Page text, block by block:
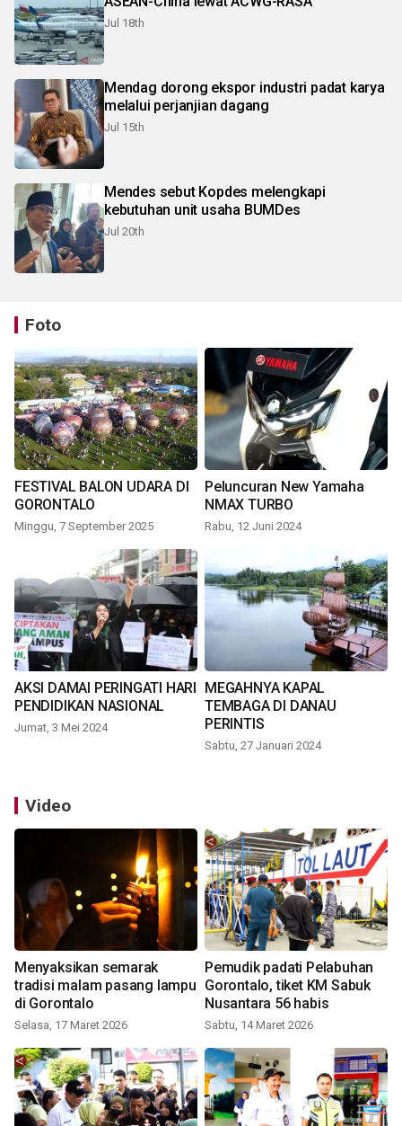
Jul 18th
Mendag dorong ekspor industri padat karya
melalui perjanjian dagang
Jul 15th
Mendes sebut Kopdes melengkapi
kebutuhan unit usaha BUMDes
Jul 20th
Foto
FESTIVAL BALON UDARA DI
GORONTALO
Minggu, 7 September 2025
Peluncuran New Yamaha
NMAX TURBO
Rabu, 12 Juni 2024
AKSI DAMAI PERINGATI HARI
PENDIDIKAN NASIONAL
Jumat, 3 Mei 2024
MEGAHNYA KAPAL
TEMBAGA DI DANAU
PERINTIS
Sabtu, 27 Januari 2024
Video
Menyaksikan semarak
tradisi malam pasang lampu
di Gorontalo
Selasa, 17 Maret 2026
Pemudik padati Pelabuhan
Gorontalo, tiket KM Sabuk
Nusantara 56 habis
Sabtu, 14 Maret 2026